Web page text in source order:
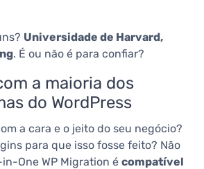
Universidade de Harvard,
. É ou não é para confiar?
a maioria dos
do WordPress
a cara e o jeito do seu negócio?
para que isso fosse feito? Não
in-One WP Migration é compatível